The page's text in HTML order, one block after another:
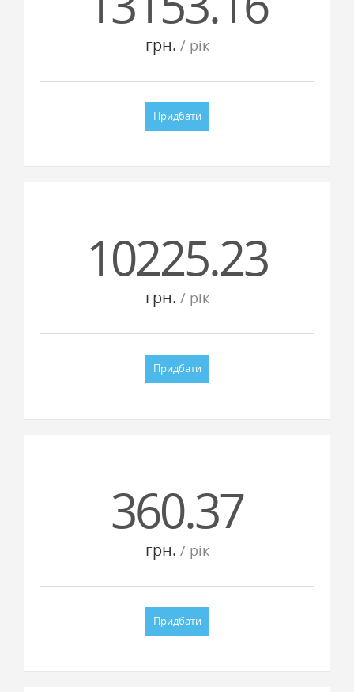
грн. / рiк
Придбати
10225.23
грн. / рiк
Придбати
360.37
грн. / рiк
Придбати